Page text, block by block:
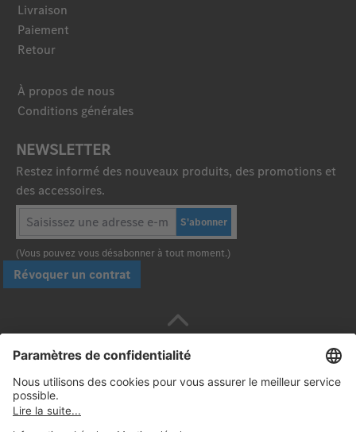
Livraison
Paiement
Retour
À propos de nous
Conditions générales
NEWSLETTER
Restez informé des nouveaux produits, des promotions et
des accessoires.
S'abonner
(Vous pouvez vous désabonner à tout moment.)
Révoquer un contrat
Payez en toute sécurité avec :